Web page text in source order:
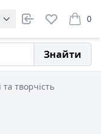
0
items
Знайти
та творчість